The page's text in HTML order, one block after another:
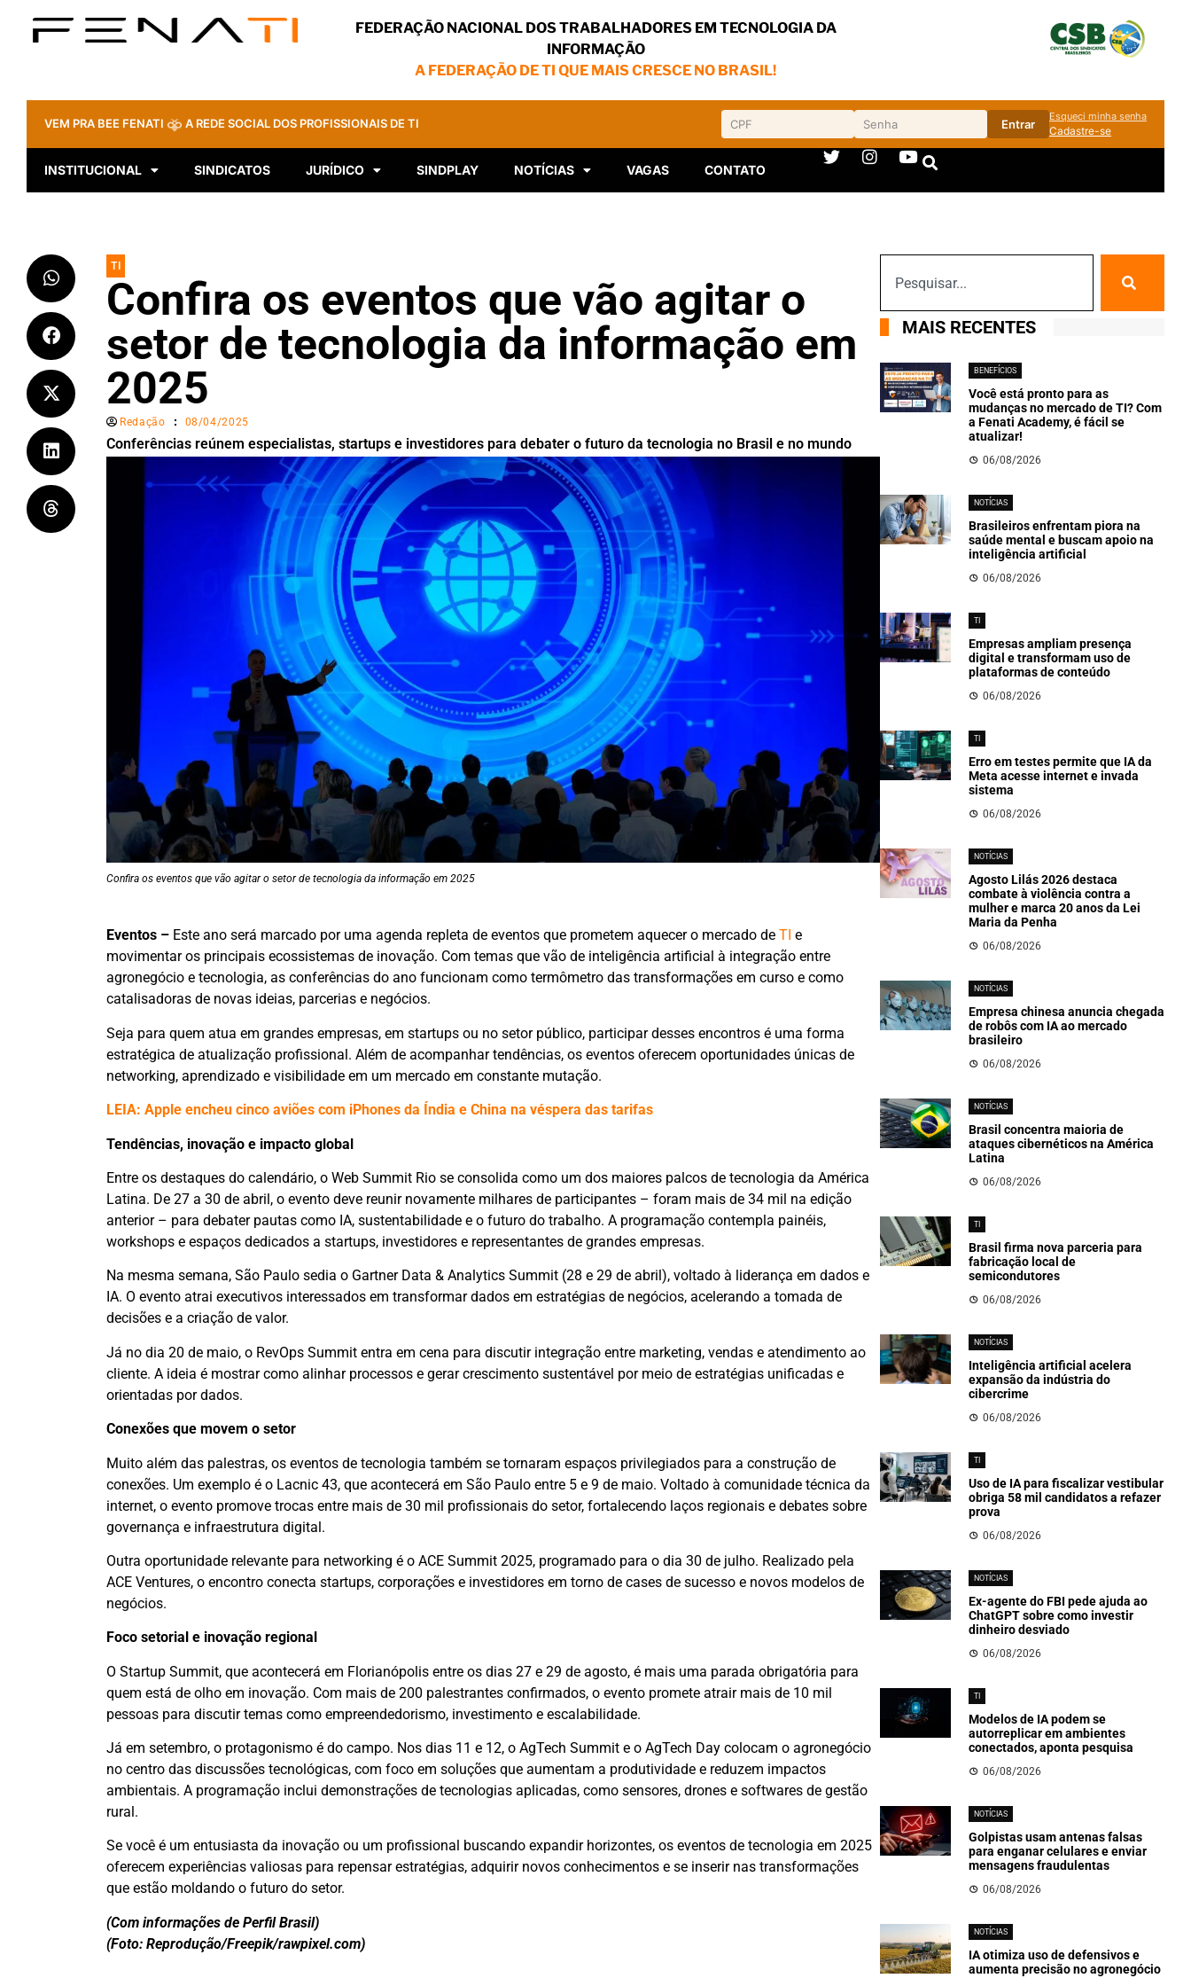
FEDERAÇÃO NACIONAL DOS TRABALHADORES EM TECNOLOGIA DA
INFORMAÇÃO
A FEDERAÇÃO DE TI QUE MAIS CRESCE NO BRASIL!
VEM PRA BEE FENATI A REDE SOCIAL DOS PROFISSIONAIS DE TI Entrar
Esqueci minha senha
Cadastre-se
INSTITUCIONAL SINDICATOS JURÍDICO SINDPLAY NOTÍCIAS VAGAS CONTATO
TI
Confira os eventos que vão agitar o
setor de tecnologia da informação em
2025
Redação 08/04/2025
Conferências reúnem especialistas, startups e investidores para debater o futuro da tecnologia no Brasil e no mundo
Confira os eventos que vão agitar o setor de tecnologia da informação em 2025
Eventos –Este ano será marcado por uma agenda repleta de eventos que prometem aquecer o mercado de TI e
movimentar os principais ecossistemas de inovação. Com temas que vão de inteligência artificial à integração entre
agronegócio e tecnologia, as conferências do ano funcionam como termômetro das transformações em curso e como
catalisadoras de novas ideias, parcerias e negócios.
Seja para quem atua em grandes empresas, em startups ou no setor público, participar desses encontros é uma forma
estratégica de atualização profissional. Além de acompanhar tendências, os eventos oferecem oportunidades únicas de
networking, aprendizado e visibilidade em um mercado em constante mutação.
LEIA: Apple encheu cinco aviões com iPhones da Índia e China na véspera das tarifas
Tendências, inovação e impacto global
Entre os destaques do calendário, o Web Summit Rio se consolida como um dos maiores palcos de tecnologia da América
Latina. De 27 a 30 de abril, o evento deve reunir novamente milhares de participantes – foram mais de 34 mil na edição
anterior – para debater pautas como IA, sustentabilidade e o futuro do trabalho. A programação contempla painéis,
workshops e espaços dedicados a startups, investidores e representantes de grandes empresas.
Na mesma semana, São Paulo sedia o Gartner Data & Analytics Summit (28 e 29 de abril), voltado à liderança em dados e
IA. O evento atrai executivos interessados em transformar dados em estratégias de negócios, acelerando a tomada de
decisões e a criação de valor.
Já no dia 20 de maio, o RevOps Summit entra em cena para discutir integração entre marketing, vendas e atendimento ao
cliente. A ideia é mostrar como alinhar processos e gerar crescimento sustentável por meio de estratégias unificadas e
orientadas por dados.
Conexões que movem o setor
Muito além das palestras, os eventos de tecnologia também se tornaram espaços privilegiados para a construção de
conexões. Um exemplo é o Lacnic 43, que acontecerá em São Paulo entre 5 e 9 de maio. Voltado à comunidade técnica da
internet, o evento promove trocas entre mais de 30 mil profissionais do setor, fortalecendo laços regionais e debates sobre
governança e infraestrutura digital.
Outra oportunidade relevante para networking é o ACE Summit 2025, programado para o dia 30 de julho. Realizado pela
ACE Ventures, o encontro conecta startups, corporações e investidores em torno de cases de sucesso e novos modelos de
negócios.
Foco setorial e inovação regional
O Startup Summit, que acontecerá em Florianópolis entre os dias 27 e 29 de agosto, é mais uma parada obrigatória para
quem está de olho em inovação. Com mais de 200 palestrantes confirmados, o evento promete atrair mais de 10 mil
pessoas para discutir temas como empreendedorismo, investimento e escalabilidade.
Já em setembro, o protagonismo é do campo. Nos dias 11 e 12, o AgTech Summit e o AgTech Day colocam o agronegócio
no centro das discussões tecnológicas, com foco em soluções que aumentam a produtividade e reduzem impactos
ambientais. A programação inclui demonstrações de tecnologias aplicadas, como sensores, drones e softwares de gestão
rural.
Se você é um entusiasta da inovação ou um profissional buscando expandir horizontes, os eventos de tecnologia em 2025
oferecem experiências valiosas para repensar estratégias, adquirir novos conhecimentos e se inserir nas transformações
que estão moldando o futuro do setor.
(Com informações de Perfil Brasil)
(Foto: Reprodução/Freepik/rawpixel.com)
MAIS RECENTES
BENEFÍCIOS
Você está pronto para as
mudanças no mercado de TI? Com
a Fenati Academy, é fácil se
atualizar!
06/08/2026
NOTÍCIAS
Brasileiros enfrentam piora na
saúde mental e buscam apoio na
inteligência artificial
06/08/2026
TI
Empresas ampliam presença
digital e transformam uso de
plataformas de conteúdo
06/08/2026
TI
Erro em testes permite que IA da
Meta acesse internet e invada
sistema
06/08/2026
NOTÍCIAS
Agosto Lilás 2026 destaca
combate à violência contra a
mulher e marca 20 anos da Lei
Maria da Penha
06/08/2026
NOTÍCIAS
Empresa chinesa anuncia chegada
de robôs com IA ao mercado
brasileiro
06/08/2026
NOTÍCIAS
Brasil concentra maioria de
ataques cibernéticos na América
Latina
06/08/2026
TI
Brasil firma nova parceria para
fabricação local de
semicondutores
06/08/2026
NOTÍCIAS
Inteligência artificial acelera
expansão da indústria do
cibercrime
06/08/2026
TI
Uso de IA para fiscalizar vestibular
obriga 58 mil candidatos a refazer
prova
06/08/2026
NOTÍCIAS
Ex-agente do FBI pede ajuda ao
ChatGPT sobre como investir
dinheiro desviado
06/08/2026
TI
Modelos de IA podem se
autorreplicar em ambientes
conectados, aponta pesquisa
06/08/2026
NOTÍCIAS
Golpistas usam antenas falsas
para enganar celulares e enviar
mensagens fraudulentas
06/08/2026
NOTÍCIAS
IA otimiza uso de defensivos e
aumenta precisão no agronegócio